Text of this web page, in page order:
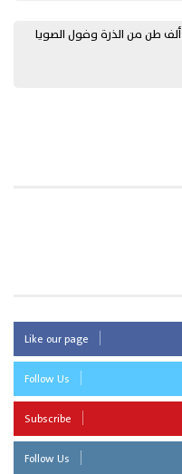
«الزراعة»: الإفراج عن 143 ألف طن من الذرة وفول الصويا
Like our page
Follow Us
Subscribe
Follow Us